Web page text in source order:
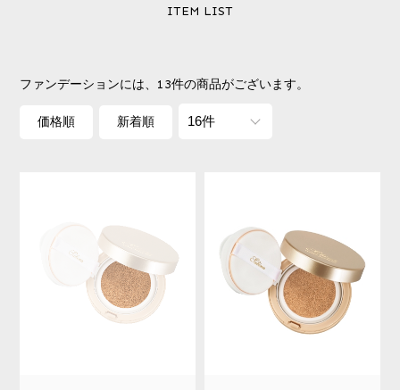
年末年始休業のお知らせ
2024.01.29 一部配送業者変更のお知らせ
2023.08.10 クレジットカード決済メンテナンスのお知らせ
2022.07.08 サイトリニューアルいたしました!
2026.07.22 夏季休業のお知らせ
ITEM LIST
ファンデーションには、 13件の商品がございます。
価格順 新着順